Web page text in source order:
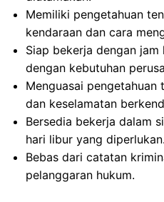
Memiliki pengetahuan
kendaraan dan cara
Siap bekerja dengan
dengan kebutuhan
Menguasai
dan keselamatan
Bersedia bekerja dalam
hari libur yang diperlukan.
Bebas dari catatan
pelanggaran hukum.